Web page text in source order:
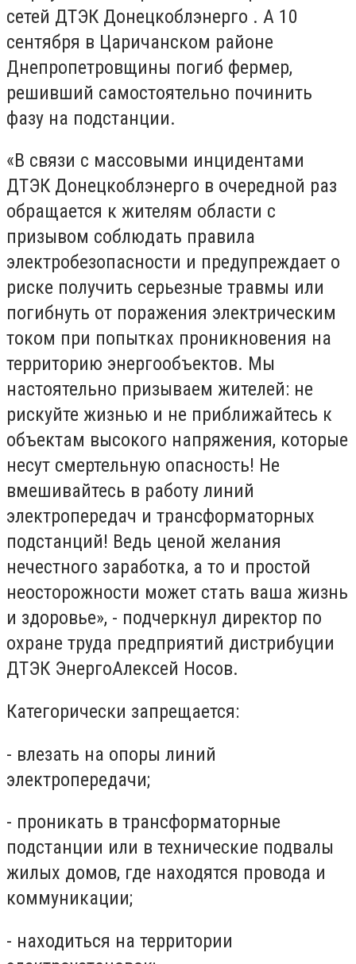
сетей ДТЭК Донецкоблэнерго . А 10
сентября в Царичанском районе
Днепропетровщины погиб фермер,
решивший самостоятельно починить
фазу на подстанции.
«В связи с массовыми инцидентами
ДТЭК Донецкоблэнерго в очередной раз
обращается к жителям области с
призывом соблюдать правила
электробезопасности и предупреждает о
риске получить серьезные травмы или
погибнуть от поражения электрическим
током при попытках проникновения на
территорию энергообъектов. Мы
настоятельно призываем жителей: не
рискуйте жизнью и не приближайтесь к
объектам высокого напряжения, которые
несут смертельную опасность! Не
вмешивайтесь в работу линий
электропередач и трансформаторных
подстанций! Ведь ценой желания
нечестного заработка, а то и простой
неосторожности может стать ваша жизнь
и здоровье», - подчеркнул директор по
охране труда предприятий дистрибуции
ДТЭК ЭнергоАлексей Носов.
Категорически запрещается:
- влезать на опоры линий
электропередачи;
- проникать в трансформаторные
подстанции или в технические подвалы
жилых домов, где находятся провода и
коммуникации;
- находиться на территории